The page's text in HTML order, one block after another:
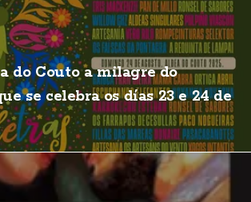
do Couto a milagre do
se celebra os días 23 e 24 de